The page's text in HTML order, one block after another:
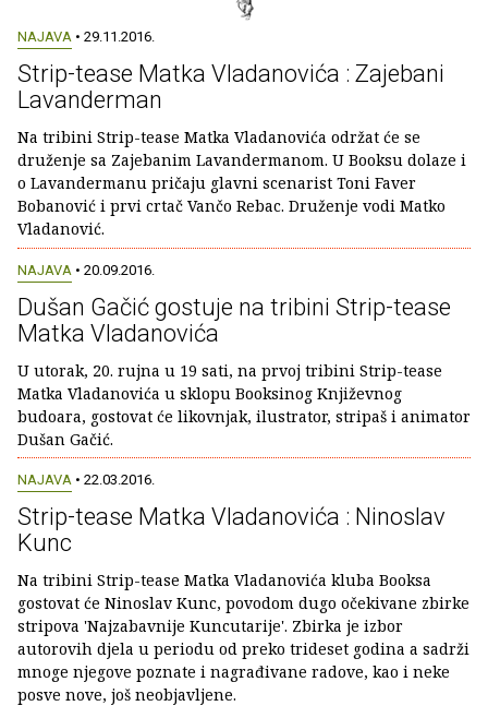
NAJAVA • 29.11.2016.
Strip-tease Matka Vladanovića : Zajebani
Lavanderman
Na tribini Strip-tease Matka Vladanovića održat će se
druženje sa Zajebanim Lavandermanom. U Booksu dolaze i
o Lavandermanu pričaju glavni scenarist Toni Faver
Bobanović i prvi crtač Vančo Rebac. Druženje vodi Matko
Vladanović.
NAJAVA • 20.09.2016.
Dušan Gačić gostuje na tribini Strip-tease
Matka Vladanovića
U utorak, 20. rujna u 19 sati, na prvoj tribini Strip-tease
Matka Vladanovića u sklopu Booksinog Književnog
budoara, gostovat će likovnjak, ilustrator, stripaš i animator
Dušan Gačić.
NAJAVA • 22.03.2016.
Strip-tease Matka Vladanovića : Ninoslav
Kunc
Na tribini Strip-tease Matka Vladanovića kluba Booksa
gostovat će Ninoslav Kunc, povodom dugo očekivane zbirke
stripova 'Najzabavnije Kuncutarije'. Zbirka je izbor
autorovih djela u periodu od preko trideset godina a sadrži
mnoge njegove poznate i nagrađivane radove, kao i neke
posve nove, još neobjavljene.